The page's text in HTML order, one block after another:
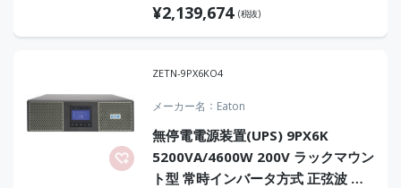
¥2,139,674 (税抜)
ZETN-9PX6KO4
メーカー名 Eaton
無停電電源装置(UPS) 9PX6K
5200VA/4600W 200V ラックマウン
ト型 常時インバータ方式 正弦波 オ